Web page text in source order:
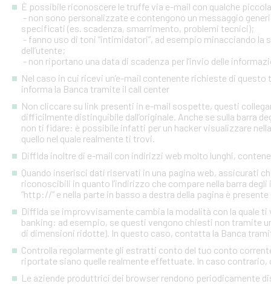
È possibile riconoscere le truffe via e-mail con qualche
- non sono personalizzate e contengono un messaggio
specificati (es. scadenza, smarrimento, problemi tecnici);
- fanno uso di toni “intimidatori”, ad esempio minacciando
dell’utente;
- non riportano una data di scadenza per l’invio delle
Nel caso in cui ricevi un’e-mail contenente richieste di
informa la Banca tramite il call center
Non cliccare su link presenti in e-mail sospette, questi
difficilmente distinguibile dall’originale. Anche se sulla barra
non ti fidare: è possibile infatti per un hacker visualizzare
quello nel quale realmente ti trovi.
Diffida inoltre di e-mail con indirizzi web molto lunghi,
Quando inserisci dati riservati in una pagina web, assicurati
riconoscibili in quanto l’indirizzo che compare nella barra
“http://” e nella parte in basso a destra della pagina è
Diffida se improvvisamente cambia la modalità con la quale
banking: ad esempio, se questi vengono chiesti non tramite
di dimensioni ridotte). In questo caso, contatta la Banca
Controlla regolarmente gli estratti conto del tuo conto
riportate siano quelle realmente effettuate. In caso
Le aziende produttrici dei browser rendono periodicamente